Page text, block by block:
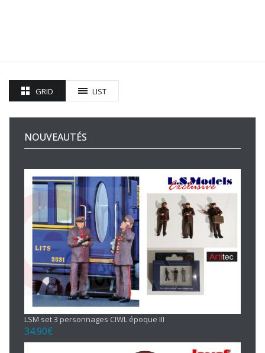
GRID LIST
NOUVEAUTÉS
LSM set 3 personnages CIWL époque III
34.90€